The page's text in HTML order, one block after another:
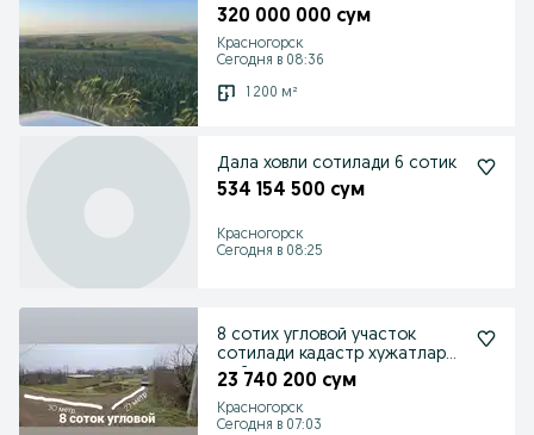
320 000 000 сум
Красногорск
Сегодня в 08:36
1 200 м²
Дала ховли сотилади 6 сотик
534 154 500 сум
Красногорск
Сегодня в 08:25
8 сотих угловой участок
сотилади кадастр хужатлари
жойда
23 740 200 сум
Красногорск
Сегодня в 07:03